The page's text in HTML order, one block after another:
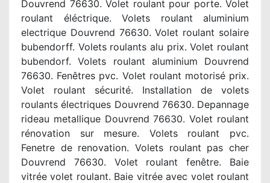
Douvrend 76630. Volet roulant pour porte. Volet
roulant éléctrique. Volets roulant aluminium
electrique Douvrend 76630. Volet roulant solaire
bubendorff. Volets roulants alu prix. Volet roulant
bubendorf. Volets roulant aluminium Douvrend
76630. Fenêtres pvc. Volet roulant motorisé prix.
Volet roulant sécurité. Installation de volets
roulants électriques Douvrend 76630. Depannage
rideau metallique Douvrend 76630. Volet roulant
rénovation sur mesure. Volets roulant pvc.
Fenetre de renovation. Volets roulant pas cher
Douvrend 76630. Volet roulant fenêtre. Baie
vitrée volet roulant. Baie vitrée avec volet roulant